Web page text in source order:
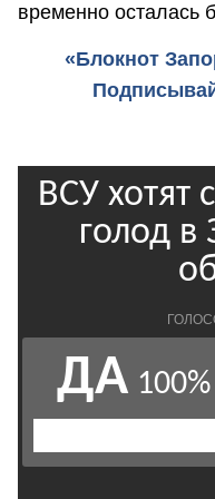
временно осталась
«Блокнот